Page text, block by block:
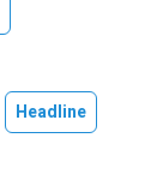
Headline